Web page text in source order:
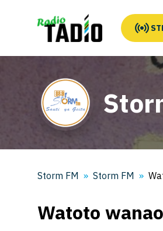
Storm FM Storm FM
Watoto